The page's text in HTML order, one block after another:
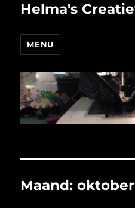
Helma's
MENU
Maand:oktober